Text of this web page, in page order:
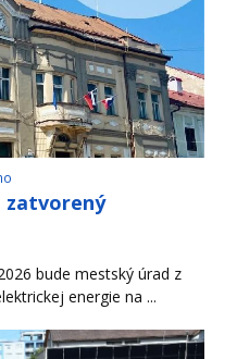
zatvorený
bude mestský úrad z
energie na ...